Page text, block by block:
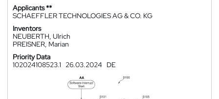
Applicants **
SCHAEFFLER TECHNOLOGIES AG & CO. KG
Inventors
NEUBERTH, Ulrich
PREISNER, Marian
Priority Data
102024108523.1
26.03.2024 DE